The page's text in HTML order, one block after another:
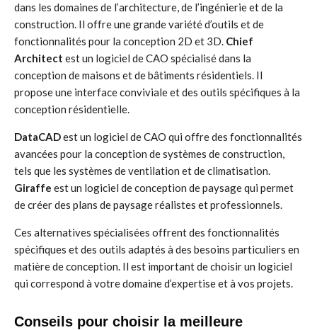
dans les domaines de l’architecture, de l’ingénierie et de la
construction. Il offre une grande variété d’outils et de
fonctionnalités pour la conception 2D et 3D. Chief
Architect est un logiciel de CAO spécialisé dans la
conception de maisons et de bâtiments résidentiels. Il
propose une interface conviviale et des outils spécifiques à la
conception résidentielle.
DataCADest un logiciel de CAO qui offre des fonctionnalités
avancées pour la conception de systèmes de construction,
tels que les systèmes de ventilation et de climatisation.
Giraffe est un logiciel de conception de paysage qui permet
de créer des plans de paysage réalistes et professionnels.
Ces alternatives spécialisées offrent des fonctionnalités
spécifiques et des outils adaptés à des besoins particuliers en
matière de conception. Il est important de choisir un logiciel
qui correspond à votre domaine d’expertise et à vos projets.
Conseils pour choisir la meilleure